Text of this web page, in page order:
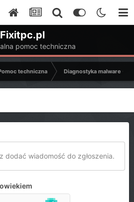
Fixitpc.pl
pomoc techniczna
techniczna Diagnostyka malware -
dodać wiadomość do zgłoszenia.